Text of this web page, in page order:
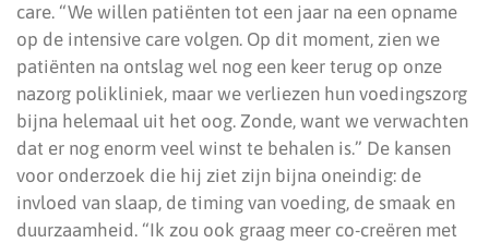
care. “We willen patiënten tot een jaar na een opname
op de intensive care volgen. Op dit moment, zien we
patiënten na ontslag wel nog een keer terug op onze
nazorg polikliniek, maar we verliezen hun voedingszorg
bijna helemaal uit het oog. Zonde, want we verwachten
dat er nog enorm veel winst te behalen is.” De kansen
voor onderzoek die hij ziet zijn bijna oneindig: de
invloed van slaap, de timing van voeding, de smaak en
duurzaamheid. “Ik zou ook graag meer co-creëren met